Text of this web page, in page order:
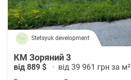
Stetsyuk development
КМ Зоряний 3
від 889 $ · від 39 961 грн за м²